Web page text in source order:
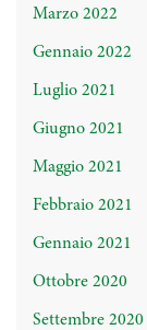
Marzo 2022
Gennaio 2022
Luglio 2021
Giugno 2021
Maggio 2021
Febbraio 2021
Gennaio 2021
Ottobre 2020
Settembre 2020